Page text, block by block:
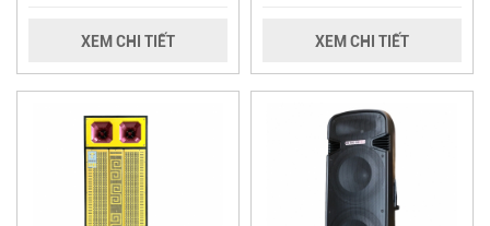
XEM CHI TIẾT XEM CHI TIẾT